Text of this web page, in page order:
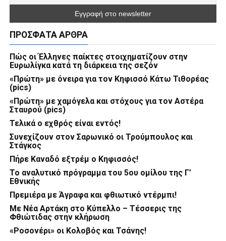
ΠΡΌΣΦΑΤΑ ΆΡΘΡΑ
Πώς οι Έλληνες παίκτες στοιχηματίζουν στην
Ευρωλίγκα κατά τη διάρκεια της σεζόν
«Πρώτη» με όνειρα για τον Κηφισσό Κάτω Τιθορέας
(pics)
«Πρώτη» με χαμόγελα και στόχους για τον Αστέρα
Σταυρού (pics)
Τελικά ο εχθρός είναι εντός!
Συνεχίζουν στον Σαρωνικό οι Τρούμπουλος και
Στάγκος
Πήρε Καναδό εξτρέμ ο Κηφισσός!
Το αναλυτικό πρόγραμμα του 5ου ομίλου της Γ’
Εθνικής
Πρεμιέρα με Άγραφα και φθιωτικό ντέρμπι!
Με Νέα Αρτάκη στο Κύπελλο – Τέσσερις της
Φθιώτιδας στην κλήρωση
«Ροσονέρι» οι Κολοβός και Τσάνης!